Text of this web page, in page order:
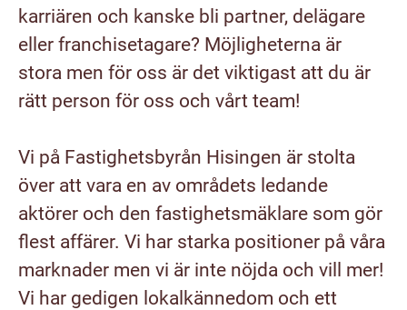
karriären och kanske bli partner, delägare
eller franchisetagare? Möjligheterna är
stora men för oss är det viktigast att du är
rätt person för oss och vårt team!
Vi på Fastighetsbyrån Hisingen är stolta
över att vara en av områdets ledande
aktörer och den fastighetsmäklare som gör
flest affärer. Vi har starka positioner på våra
marknader men vi är inte nöjda och vill mer!
Vi har gedigen lokalkännedom och ett